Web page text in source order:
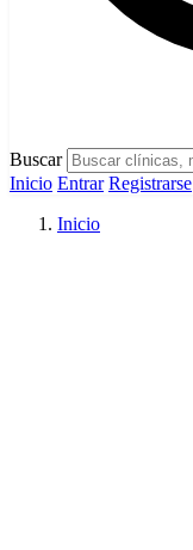
Buscar
Inicio Entrar Registrarse
Inicio